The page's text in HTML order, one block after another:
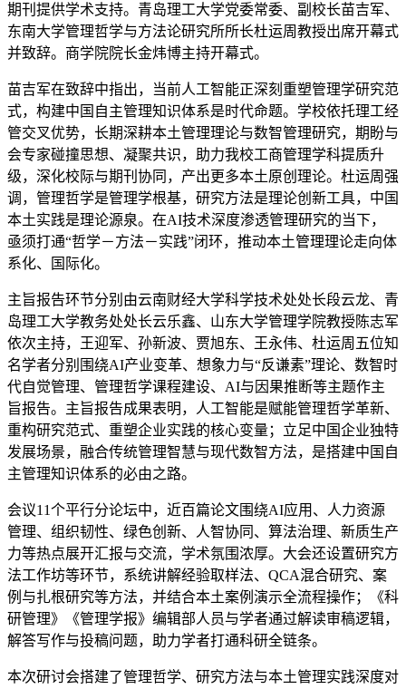
期刊提供学术支持。青岛理工大学党委常委、副校长苗吉军、
东南大学管理哲学与方法论研究所所长杜运周教授出席开幕式
并致辞。商学院院长金炜博主持开幕式。
苗吉军在致辞中指出，当前人工智能正深刻重塑管理学研究范
式，构建中国自主管理知识体系是时代命题。学校依托理工经
管交叉优势，长期深耕本土管理理论与数智管理研究，期盼与
会专家碰撞思想、凝聚共识，助力我校工商管理学科提质升
级，深化校际与期刊协同，产出更多本土原创理论。杜运周强
调，管理哲学是管理学根基，研究方法是理论创新工具，中国
本土实践是理论源泉。在AI技术深度渗透管理研究的当下，
亟须打通“哲学－方法－实践”闭环，推动本土管理理论走向体
系化、国际化。
主旨报告环节分别由云南财经大学科学技术处处长段云龙、青
岛理工大学教务处处长云乐鑫、山东大学管理学院教授陈志军
依次主持，王迎军、孙新波、贾旭东、王永伟、杜运周五位知
名学者分别围绕AI产业变革、想象力与“反谦素”理论、数智时
代自觉管理、管理哲学课程建设、AI与因果推断等主题作主
旨报告。主旨报告成果表明，人工智能是赋能管理哲学革新、
重构研究范式、重塑企业实践的核心变量；立足中国企业独特
发展场景，融合传统管理智慧与现代数智方法，是搭建中国自
主管理知识体系的必由之路。
会议11个平行分论坛中，近百篇论文围绕AI应用、人力资源
管理、组织韧性、绿色创新、人智协同、算法治理、新质生产
力等热点展开汇报与交流，学术氛围浓厚。大会还设置研究方
法工作坊等环节，系统讲解经验取样法、QCA混合研究、案
例与扎根研究等方法，并结合本土案例演示全流程操作；《科
研管理》《管理学报》编辑部人员与学者通过解读审稿逻辑，
解答写作与投稿问题，助力学者打通科研全链条。
本次研讨会搭建了管理哲学、研究方法与本土管理实践深度对